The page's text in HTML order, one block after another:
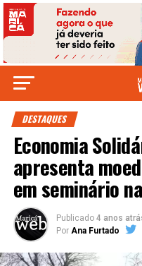
DESTAQUES
Economia
apresenta
em seminário
Publicado 4 anos
Por Ana Furtado